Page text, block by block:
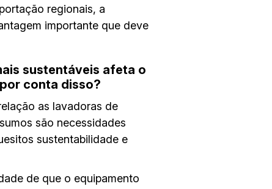
regionais, a
importante que deve
sustentáveis afeta o
conta disso?
as lavadoras de
são necessidades
sustentabilidade e
de que o equipamento